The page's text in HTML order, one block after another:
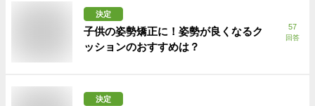
決定
子供の姿勢矯正に！姿勢が良くなるク
ッションのおすすめは？
57
回答
決定